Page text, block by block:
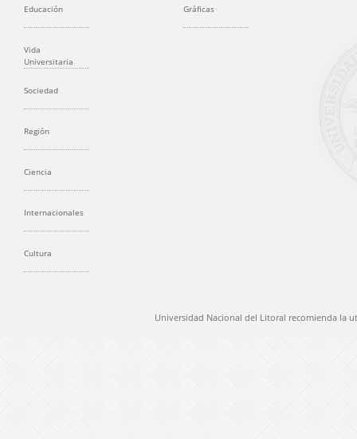
Educación
Vida
Universitaria
Sociedad
Región
Ciencia
Internacionales
Cultura
Gráficas
Universidad Nacional del Litoral recomienda la